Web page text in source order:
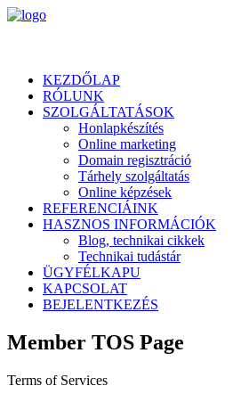
KEZDŐLAP
RÓLUNK
SZOLGÁLTATÁSOK
Honlapkészítés
Online marketing
Domain regisztráció
Tárhely szolgáltatás
Online képzések
REFERENCIÁINK
HASZNOS INFORMÁCIÓK
Blog, technikai cikkek
Technikai tudástár
ÜGYFÉLKAPU
KAPCSOLAT
BEJELENTKEZÉS
Member TOS Page
Terms of Services